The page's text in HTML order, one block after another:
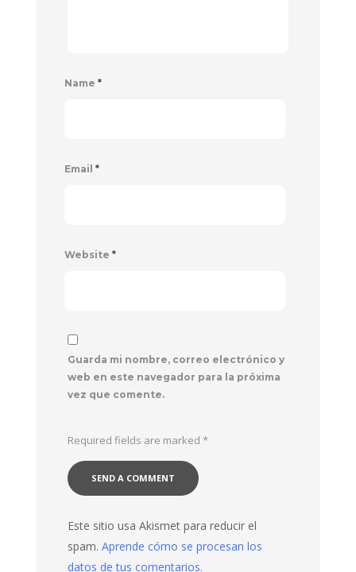
Name *
Email *
Website *
Guarda mi nombre, correo electrónico y
web en este navegador para la próxima
vez que comente.
Required fields are marked *
Este sitio usa Akismet para reducir el
spam. Aprende cómo se procesan los
datos de tus comentarios.